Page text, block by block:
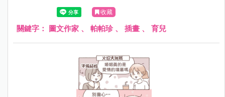
追小孩、抱小孩扭到腰還是跌倒之類～
收藏
關鍵字： 圖文作家 、 帕帕珍、 插畫 、 育兒